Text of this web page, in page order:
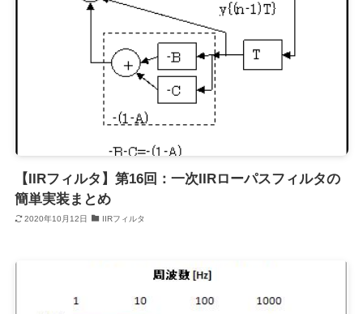
【IIRフィルタ】第16回：一次IIRローパスフィルタの
簡単実装まとめ
2020年10月12日 IIRフィルタ